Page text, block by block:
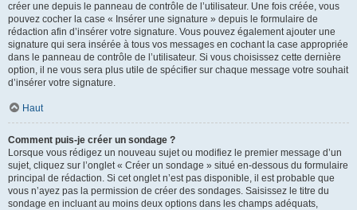
créer une depuis le panneau de contrôle de l’utilisateur. Une fois créée, vous
pouvez cocher la case « Insérer une signature » depuis le formulaire de
rédaction afin d’insérer votre signature. Vous pouvez également ajouter une
signature qui sera insérée à tous vos messages en cochant la case appropriée
dans le panneau de contrôle de l’utilisateur. Si vous choisissez cette dernière
option, il ne vous sera plus utile de spécifier sur chaque message votre souhait
d’insérer votre signature.
Haut
Comment puis-je créer un sondage ?
Lorsque vous rédigez un nouveau sujet ou modifiez le premier message d’un
sujet, cliquez sur l’onglet « Créer un sondage » situé en-dessous du formulaire
principal de rédaction. Si cet onglet n’est pas disponible, il est probable que
vous n’ayez pas la permission de créer des sondages. Saisissez le titre du
sondage en incluant au moins deux options dans les champs adéquats,